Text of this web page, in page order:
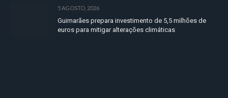
5 AGOSTO, 2026
Guimarães prepara investimento de 5,5 milhões de
euros para mitigar alterações climáticas